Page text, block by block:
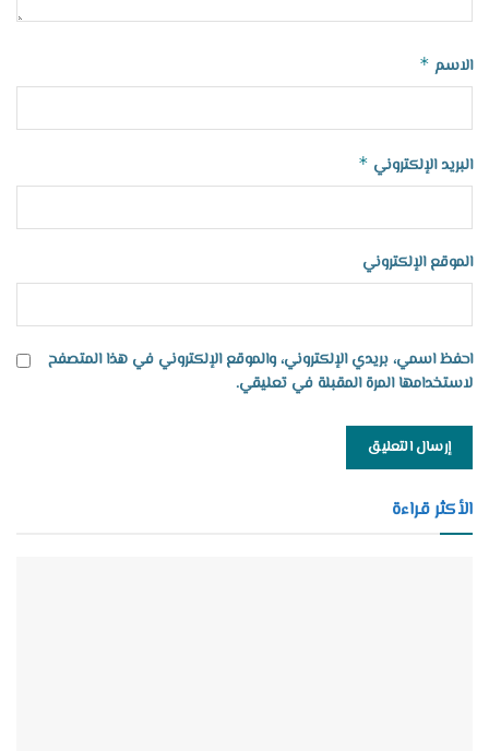
الاسم *
البريد الإلكتروني *
الموقع الإلكتروني
احفظ اسمي، بريدي الإلكتروني، والموقع الإلكتروني في هذا المتصفح
لاستخدامها المرة المقبلة في تعليقي.
الأكثر قراءة